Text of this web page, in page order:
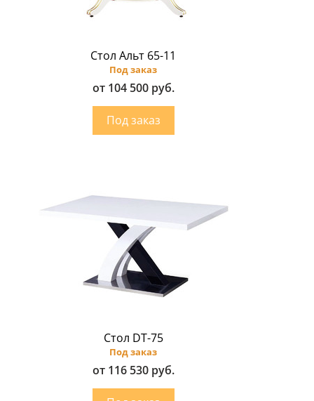
Стол Альт 65-11
Под заказ
от 104 500 руб.
Стол DT-75
Под заказ
от 116 530 руб.